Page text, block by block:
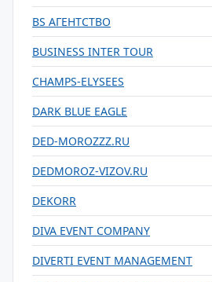
BS АГЕНТСТВО
BUSINESS INTER TOUR
CHAMPS-ELYSEES
DARK BLUE EAGLE
DED-MOROZZZ.RU
DEDMOROZ-VIZOV.RU
DEKORR
DIVA EVENT COMPANY
DIVERTI EVENT MANAGEMENT